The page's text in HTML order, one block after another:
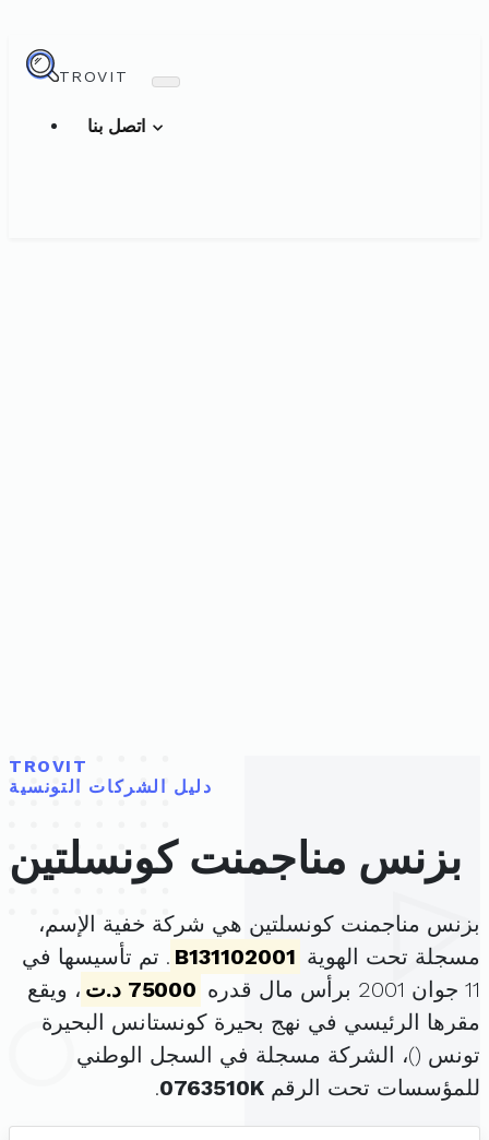
TROVIT
TROVIT
دليل الشركات التونسية
بزنس مناجمنت كونسلتين
بزنس مناجمنت كونسلتين هي شركة خفية الإسم،
مسجلة تحت الهوية B131102001 . تم تأسيسها في
11 جوان 2001 برأس مال قدره
75000 د.ت
، ويقع
مقرها الرئيسي في نهج بحيرة كونستانس البحيرة
تونس ()، الشركة مسجلة في السجل الوطني
للمؤسسات تحت الرقم 0763510K
.